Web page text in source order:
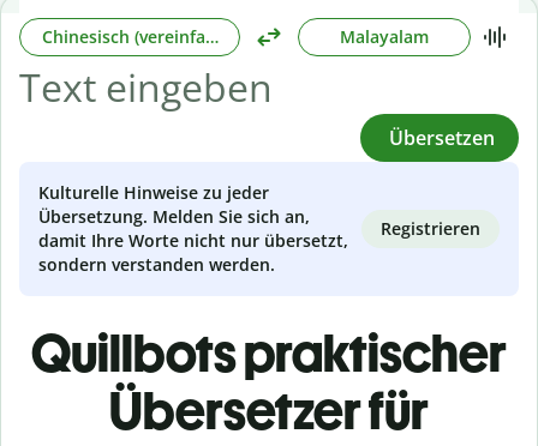
Chinesisch (vereinfacht) Malayalam
Übersetzen
Kulturelle Hinweise zu jeder
Übersetzung. Melden Sie sich an,
damit Ihre Worte nicht nur übersetzt,
sondern verstanden werden.
Registrieren
Quillbots praktischer
Übersetzer für